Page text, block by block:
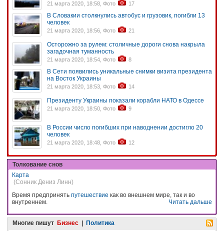
21 марта 2020, 18:58, Фото 17
В Словакии столкнулись автобус и грузовик, погибли 13
человек
21 марта 2020, 18:56, Фото 21
Осторожно за рулем: столичные дороги снова накрыла
загадочная туманность
21 марта 2020, 18:54, Фото 8
В Сети появились уникальные снимки визита президента
на Восток Украины
21 марта 2020, 18:53, Фото 14
Президенту Украины показали корабли НАТО в Одессе
21 марта 2020, 18:50, Фото 9
В России число погибших при наводнении достигло 20
человек
21 марта 2020, 18:48, Фото 12
Толкование снов
Карта
(Сонник Дениз Линн)
Время предпринять путешествие как во внешнем мире, так и во
внутреннем.
Читать дальше
Многие пишут Бизнес | Политика